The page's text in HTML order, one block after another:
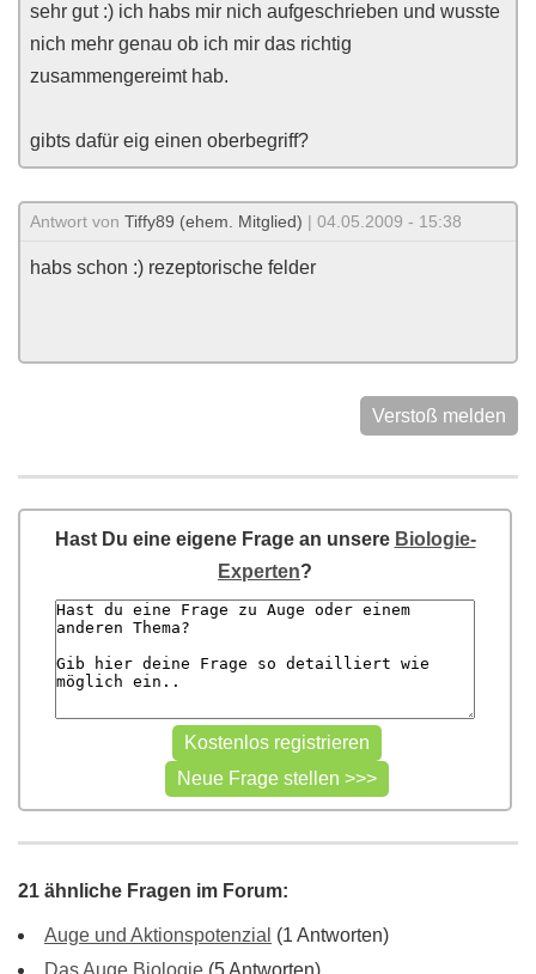
sehr gut :) ich habs mir nich aufgeschrieben und wusste
nich mehr genau ob ich mir das richtig
zusammengereimt hab.
gibts dafür eig einen oberbegriff?
Antwort von Tiffy89 (ehem. Mitglied) | 04.05.2009 - 15:38
habs schon :) rezeptorische felder
Verstoß melden
Hast Du eine eigene Frage an unsere Biologie-
Experten?
21 ähnliche Fragen im Forum:
Auge und Aktionspotenzial (1 Antworten)
Das Auge Biologie (5 Antworten)